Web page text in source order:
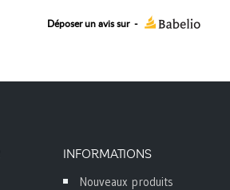
Déposer un avis sur -
INFORMATIONS
Nouveaux produits